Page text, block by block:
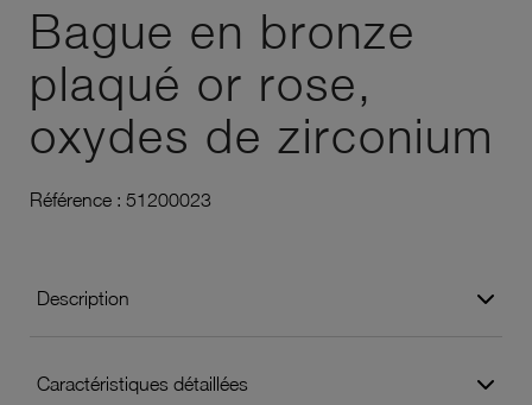
Bague en bronze
plaqué or rose,
oxydes de zirconium
Référence : 51200023
Description
Caractéristiques détaillées